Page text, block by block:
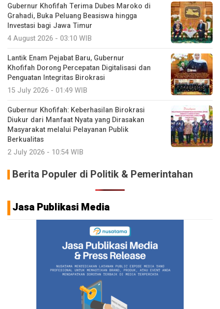
Gubernur Khofifah Terima Dubes Maroko di
Grahadi, Buka Peluang Beasiswa hingga
Investasi bagi Jawa Timur
4 August 2026 - 03:10 WIB
Lantik Enam Pejabat Baru, Gubernur
Khofifah Dorong Percepatan Digitalisasi dan
Penguatan Integritas Birokrasi
15 July 2026 - 01:49 WIB
Gubernur Khofifah: Keberhasilan Birokrasi
Diukur dari Manfaat Nyata yang Dirasakan
Masyarakat melalui Pelayanan Publik
Berkualitas
2 July 2026 - 10:54 WIB
Berita Populer di Politik & Pemerintahan
Jasa Publikasi Media